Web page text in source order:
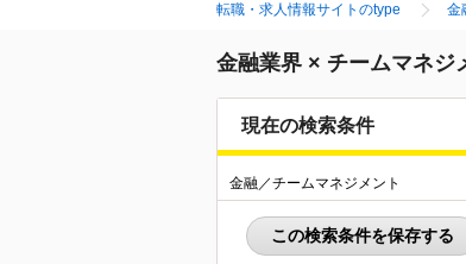
転職・求人情報サイトのtype 金
金融業界 × チームマネジ
現在の検索条件
金融／チームマネジメント
この検索条件を保存する